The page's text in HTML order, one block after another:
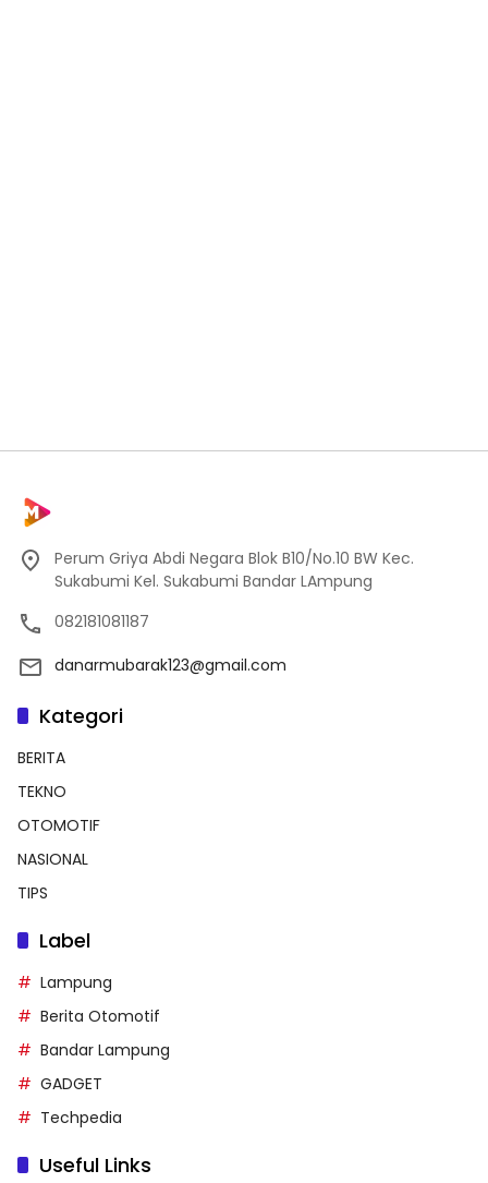
Perum Griya Abdi Negara Blok B10/No.10 BW Kec.
Sukabumi Kel. Sukabumi Bandar LAmpung
082181081187
danarmubarak123@gmail.com
Kategori
BERITA
TEKNO
OTOMOTIF
NASIONAL
TIPS
Label
Lampung
Berita Otomotif
Bandar Lampung
GADGET
Techpedia
Useful Links